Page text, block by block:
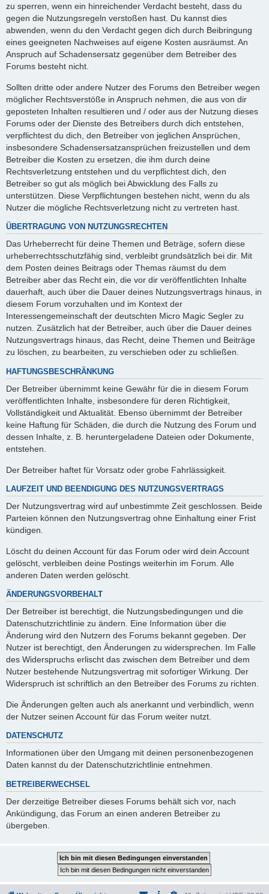
zu sperren, wenn ein hinreichender Verdacht besteht, dass du
gegen die Nutzungsregeln verstoßen hast. Du kannst dies
abwenden, wenn du den Verdacht gegen dich durch Beibringung
eines geeigneten Nachweises auf eigene Kosten ausräumst. An
Anspruch auf Schadensersatz gegenüber dem Betreiber des
Forums besteht nicht.
Sollten dritte oder andere Nutzer des Forums den Betreiber wegen
möglicher Rechtsverstöße in Anspruch nehmen, die aus von dir
geposteten Inhalten resultieren und / oder aus der Nutzung dieses
Forums oder der Dienste des Betreibers durch dich entstehen,
verpflichtest du dich, den Betreiber von jeglichen Ansprüchen,
insbesondere Schadensersatzansprüchen freizustellen und dem
Betreiber die Kosten zu ersetzen, die ihm durch deine
Rechtsverletzung entstehen und du verpflichtest dich, den
Betreiber so gut als möglich bei Abwicklung des Falls zu
unterstützen. Diese Verpflichtungen bestehen nicht, wenn du als
Nutzer die mögliche Rechtsverletzung nicht zu vertreten hast.
ÜBERTRAGUNG VON NUTZUNGSRECHTEN
Das Urheberrecht für deine Themen und Beträge, sofern diese
urheberrechtsschutzfähig sind, verbleibt grundsätzlich bei dir. Mit
dem Posten deines Beitrags oder Themas räumst du dem
Betreiber aber das Recht ein, die vor dir veröffentlichten Inhalte
dauerhaft, auch über die Dauer deines Nutzungsvertrags hinaus, in
diesem Forum vorzuhalten und im Kontext der
Interessengemeinschaft der deutschten Micro Magic Segler zu
nutzen. Zusätzlich hat der Betreiber, auch über die Dauer deines
Nutzungsvertrags hinaus, das Recht, deine Themen und Beiträge
zu löschen, zu bearbeiten, zu verschieben oder zu schließen.
HAFTUNGSBESCHRÄNKUNG
Der Betreiber übernimmt keine Gewähr für die in diesem Forum
veröffentlichten Inhalte, insbesondere für deren Richtigkeit,
Vollständigkeit und Aktualität. Ebenso übernimmt der Betreiber
keine Haftung für Schäden, die durch die Nutzung des Forum und
dessen Inhalte, z. B. heruntergeladene Dateien oder Dokumente,
entstehen.
Der Betreiber haftet für Vorsatz oder grobe Fahrlässigkeit.
LAUFZEIT UND BEENDIGUNG DES NUTZUNGSVERTRAGS
Der Nutzungsvertrag wird auf unbestimmte Zeit geschlossen. Beide
Parteien können den Nutzungsvertrag ohne Einhaltung einer Frist
kündigen.
Löscht du deinen Account für das Forum oder wird dein Account
gelöscht, verbleiben deine Postings weiterhin im Forum. Alle
anderen Daten werden gelöscht.
ÄNDERUNGSVORBEHALT
Der Betreiber ist berechtigt, die Nutzungsbedingungen und die
Datenschutzrichtlinie zu ändern. Eine Information über die
Änderung wird den Nutzern des Forums bekannt gegeben. Der
Nutzer ist berechtigt, den Änderungen zu widersprechen. Im Falle
des Widerspruchs erlischt das zwischen dem Betreiber und dem
Nutzer bestehende Nutzungsvertrag mit sofortiger Wirkung. Der
Widerspruch ist schriftlich an den Betreiber des Forums zu richten.
Die Änderungen gelten auch als anerkannt und verbindlich, wenn
der Nutzer seinen Account für das Forum weiter nutzt.
DATENSCHUTZ
Informationen über den Umgang mit deinen personenbezogenen
Daten kannst du der Datenschutzrichtlinie entnehmen.
BETREIBERWECHSEL
Der derzeitige Betreiber dieses Forums behält sich vor, nach
Ankündigung, das Forum an einen anderen Betreiber zu
übergeben.